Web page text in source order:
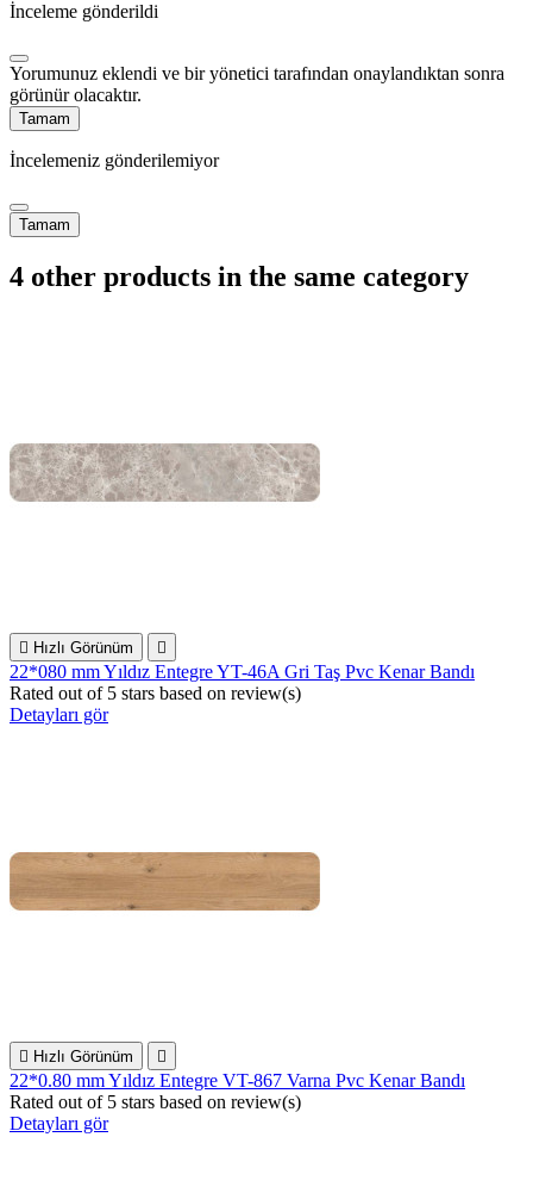
İnceleme gönderildi
Yorumunuz eklendi ve bir yönetici tarafından onaylandıktan sonra
görünür olacaktır.
Tamam
İncelemeniz gönderilemiyor
Tamam
4 other products in the same category
 Hızlı Görünüm 
22*080 mm Yıldız Entegre YT-46A Gri Taş Pvc Kenar Bandı
Rated out of 5 stars based on review(s)
Detayları gör
 Hızlı Görünüm 
22*0.80 mm Yıldız Entegre VT-867 Varna Pvc Kenar Bandı
Rated out of 5 stars based on review(s)
Detayları gör